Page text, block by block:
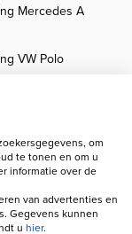
Mercedes A
VW Polo
om
te tonen en om u
informatie over de
van advertenties en
Gegevens kunnen
u hier.